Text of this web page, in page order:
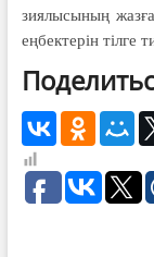
зиялысының
еңбектерін тілге